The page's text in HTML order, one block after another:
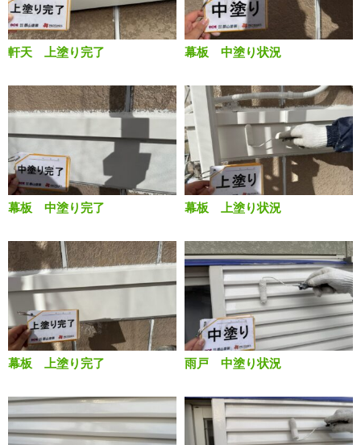
軒天 上塗り完了 幕板 中塗り状況
幕板 中塗り完了 幕板 上塗り状況
幕板 上塗り完了 雨戸 中塗り状況